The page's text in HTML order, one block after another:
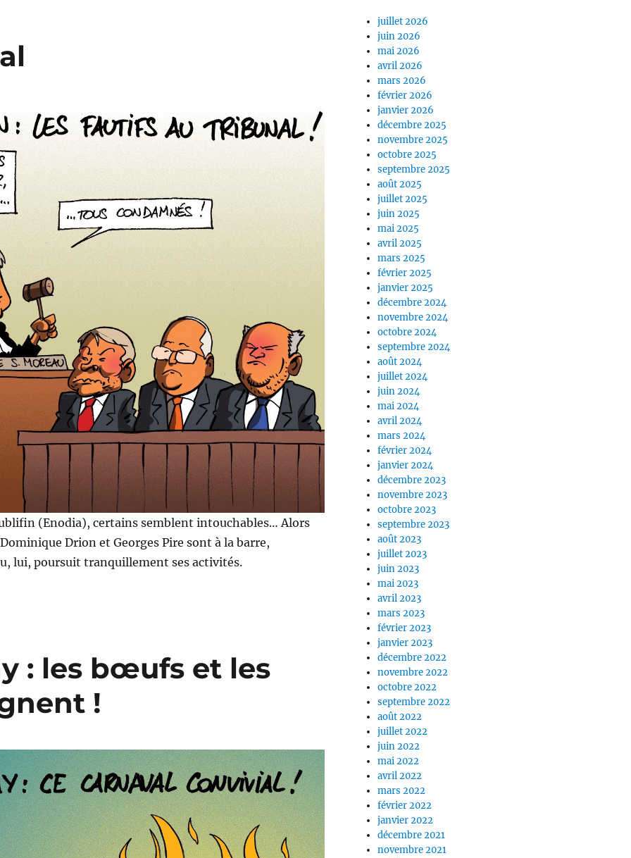
(Enodia), certains semblent intouchables… Alors
Drion et Georges Pire sont à la barre,
lui, poursuit tranquillement ses activités.
: les bœufs et les
!
juillet 2026
juin 2026
mai 2026
avril 2026
mars 2026
février 2026
janvier 2026
décembre 2025
novembre 2025
octobre 2025
septembre 2025
août 2025
juillet 2025
juin 2025
mai 2025
avril 2025
mars 2025
février 2025
janvier 2025
décembre 2024
novembre 2024
octobre 2024
septembre 2024
août 2024
juillet 2024
juin 2024
mai 2024
avril 2024
mars 2024
février 2024
janvier 2024
décembre 2023
novembre 2023
octobre 2023
septembre 2023
août 2023
juillet 2023
juin 2023
mai 2023
avril 2023
mars 2023
février 2023
janvier 2023
décembre 2022
novembre 2022
octobre 2022
septembre 2022
août 2022
juillet 2022
juin 2022
mai 2022
avril 2022
mars 2022
février 2022
janvier 2022
décembre 2021
novembre 2021